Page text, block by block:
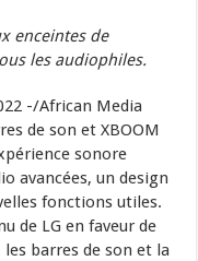
enceintes de
les audiophiles.
-/African Media
de son et XBOOM
sonore
avancées, un design
fonctions utiles.
de LG en faveur de
barres de son et la